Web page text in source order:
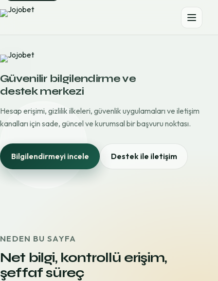
Güvenilir bilgilendirme ve
destek merkezi
Hesap erişimi, gizlilik ilkeleri, güvenlik uygulamaları ve iletişim
kanalları için sade, güncel ve kurumsal bir başvuru noktası.
Bilgilendirmeyi incele Destek ile iletişim
NEDEN BU SAYFA
Net bilgi, kontrollü erişim,
şeffaf süreç